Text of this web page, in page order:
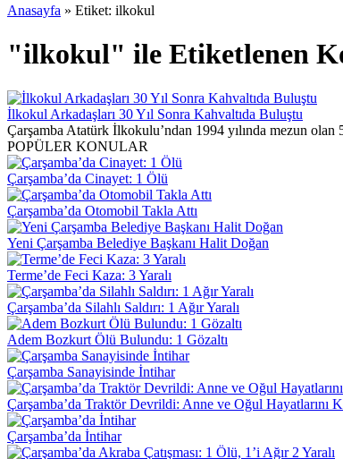
Anasayfa » Etiket: ilkokul
"ilkokul" ile Etiketlenen
İlkokul Arkadaşları 30 Yıl Sonra Kahvaltıda Buluştu
Çarşamba Atatürk İlkokulu’ndan 1994 yılında mezun olan
POPÜLER KONULAR
Çarşamba’da Cinayet: 1 Ölü
Çarşamba’da Otomobil Takla Attı
Yeni Çarşamba Belediye Başkanı Halit Doğan
Terme’de Feci Kaza: 3 Yaralı
Çarşamba’da Silahlı Saldırı: 1 Ağır Yaralı
Adem Bozkurt Ölü Bulundu: 1 Gözaltı
Çarşamba Sanayisinde İntihar
Çarşamba’da Traktör Devrildi: Anne ve Oğul Hayatlarını
Çarşamba’da İntihar